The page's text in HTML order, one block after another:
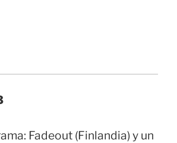
Fadeout (Finlandia) y un